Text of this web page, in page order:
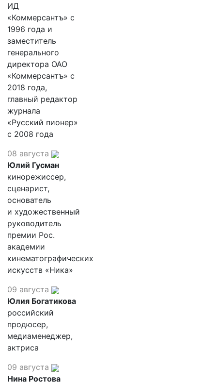
ИД
«Коммерсантъ» с
1996 года и
заместитель
генерального
директора ОАО
«Коммерсантъ» с
2018 года,
главный редактор
журнала
«Русский пионер»
с 2008 года
08 августа
Юлий Гусман
кинорежиссер,
сценарист,
основатель
и художественный
руководитель
премии Рос.
академии
кинематографических
искусств «Ника»
09 августа
Юлия Богатикова
российский
продюсер,
медиаменеджер,
актриса
09 августа
Нина Ростова